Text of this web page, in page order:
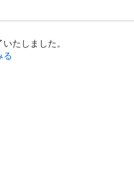
たしました。
る